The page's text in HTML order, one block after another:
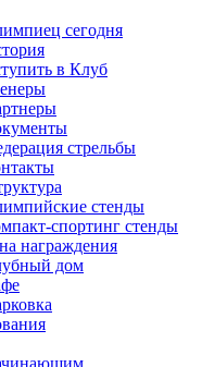
сегодня
в Клуб
стрельбы
стенды
спортинг стенды
награждения
дом